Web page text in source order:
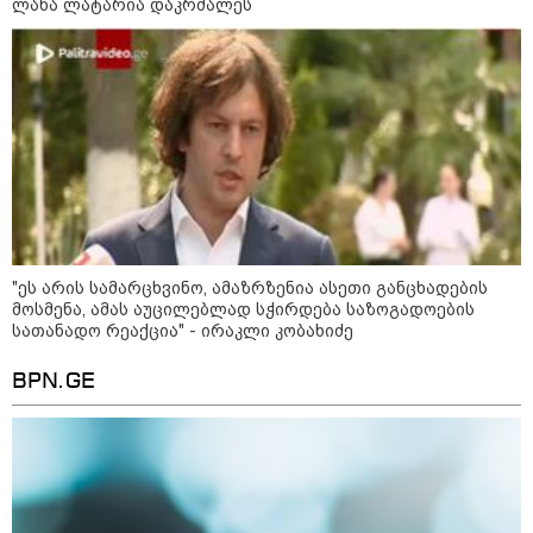
რა უნდა გავაკეთოთ პირველ
რიგში შუქის გამორთვისას: 5
მნიშვნელოვანი ნაბიჯი
1-დღიანი ტურები თბილისიდან:
სად წავიდეთ დილით და
დავბრუნდეთ საღამოს?
ლანა ლატარია დაკრძალეს
"ეს არის სამარცხვინო, ამაზრზენია ასეთი განცხადების
მოსმენა, ამას აუცილებლად სჭირდება საზოგადოების
სათანადო რეაქცია" - ირაკლი კობახიძე
BPN.GE